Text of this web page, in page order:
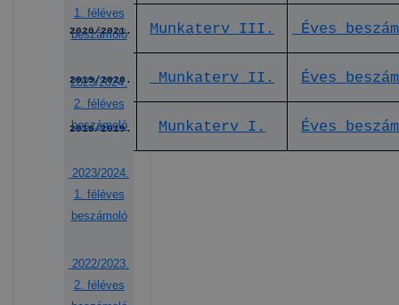
2020/2021. Munkaterv III. Éves
2019/2020. Munkaterv II. Éves
2018/2019. Munkaterv I. Éves
1. féléves
beszámoló
2023/2024.
2. féléves
beszámoló
2023/2024.
1. féléves
beszámoló
2022/2023.
2. féléves